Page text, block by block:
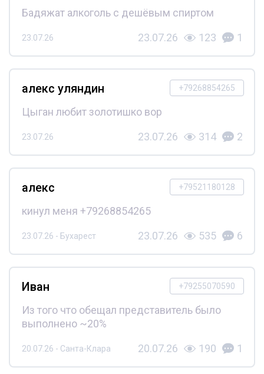
Бадяжат алкоголь с дешёвым спиртом
23.07.26 23.07.26 123 1
+79268854265
алекс уляндин
Цыган любит золотишко вор
23.07.26 23.07.26 314 2
+79521180128
алекс
кинул меня +79268854265
23.07.26 - Бухарест 23.07.26 535 6
+79255070590
Иван
Из того что обещал представитель было
выполнено ~20%
20.07.26 - Санта-Клара 20.07.26 190 1